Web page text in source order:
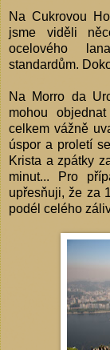
Na Cukrovou
jsme viděli
ocelového
standardům.
Na Morro da
mohou
celkem vážně
úspor a proletí
Krista a zpátky
minut... Pro
upřesňuji, že za
podél celého